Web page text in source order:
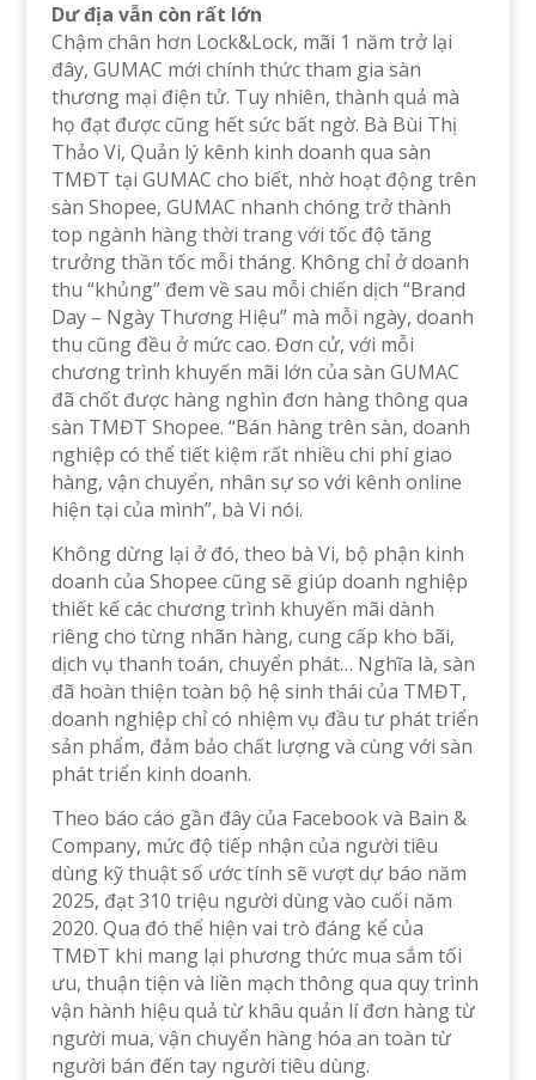
Dư địa vẫn còn rất lớn
Chậm chân hơn Lock&Lock, mãi 1 năm trở lại
đây, GUMAC mới chính thức tham gia sàn
thương mại điện tử. Tuy nhiên, thành quả mà
họ đạt được cũng hết sức bất ngờ. Bà Bùi Thị
Thảo Vi, Quản lý kênh kinh doanh qua sàn
TMĐT tại GUMAC cho biết, nhờ hoạt động trên
sàn Shopee, GUMAC nhanh chóng trở thành
top ngành hàng thời trang với tốc độ tăng
trưởng thần tốc mỗi tháng. Không chỉ ở doanh
thu “khủng” đem về sau mỗi chiến dịch “Brand
Day – Ngày Thương Hiệu” mà mỗi ngày, doanh
thu cũng đều ở mức cao. Đơn cử, với mỗi
chương trình khuyến mãi lớn của sàn GUMAC
đã chốt được hàng nghìn đơn hàng thông qua
sàn TMĐT Shopee. “Bán hàng trên sàn, doanh
nghiệp có thể tiết kiệm rất nhiều chi phí giao
hàng, vận chuyển, nhân sự so với kênh online
hiện tại của mình”, bà Vi nói.
Không dừng lại ở đó, theo bà Vi, bộ phận kinh
doanh của Shopee cũng sẽ giúp doanh nghiệp
thiết kế các chương trình khuyến mãi dành
riêng cho từng nhãn hàng, cung cấp kho bãi,
dịch vụ thanh toán, chuyển phát… Nghĩa là, sàn
đã hoàn thiện toàn bộ hệ sinh thái của TMĐT,
doanh nghiệp chỉ có nhiệm vụ đầu tư phát triển
sản phẩm, đảm bảo chất lượng và cùng với sàn
phát triển kinh doanh.
Theo báo cáo gần đây của Facebook và Bain &
Company, mức độ tiếp nhận của người tiêu
dùng kỹ thuật số ước tính sẽ vượt dự báo năm
2025, đạt 310 triệu người dùng vào cuối năm
2020. Qua đó thể hiện vai trò đáng kể của
TMĐT khi mang lại phương thức mua sắm tối
ưu, thuận tiện và liền mạch thông qua quy trình
vận hành hiệu quả từ khâu quản lí đơn hàng từ
người mua, vận chuyển hàng hóa an toàn từ
người bán đến tay người tiêu dùng.